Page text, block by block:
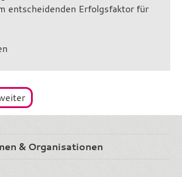
entscheidenden Erfolgsfaktor für
& Organisationen